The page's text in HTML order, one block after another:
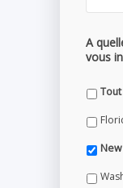
A
vous